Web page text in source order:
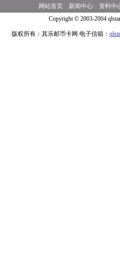
网站首页 新闻中心
资料中
Copyright © 2003-2004
版权所有：其乐邮币卡网 电子信箱：